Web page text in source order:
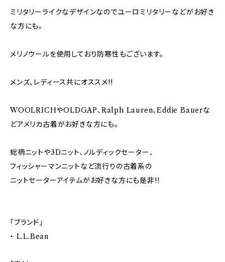
ミリタリーライクなデザインなのでユーロミリタリーなどがお好き
な方にも。
メリノウールを使用しており防寒性もございます。
メンズ、レディース共にオススメ!!
WOOLRICHやOLDGAP、Ralph Lauren、Eddie Bauerな
どアメリカ古着がお好きな方にも。
総柄ニットや3Dニット、ノルディックセーター、
フィッシャーマンニットなど流行りの古着系の
ニットセーターアイテムがお好きな方にも是非!!
「ブランド」
・ L.L.Bean